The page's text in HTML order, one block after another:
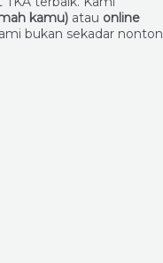
kamu) atau online
bukan sekadar nonton